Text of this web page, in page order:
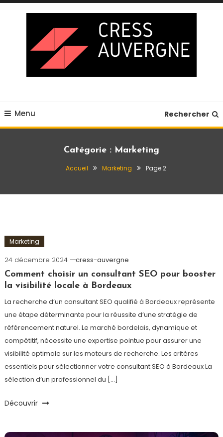
Skip
Menu Rechercher
Catégorie : Marketing
Accueil Marketing Page 2
Marketing
24 décembre 2024
cress-auvergne
Comment choisir un consultant SEO pour booster
la visibilité locale à Bordeaux
La recherche d’un consultant SEO qualifié à Bordeaux représente
une étape déterminante pour la réussite d’une stratégie de
référencement naturel. Le marché bordelais, dynamique et
compétitif, nécessite une expertise pointue pour assurer une
visibilité optimale sur les moteurs de recherche. Les critères
essentiels pour sélectionner votre consultant SEO à Bordeaux La
sélection d’un professionnel du […]
Découvrir